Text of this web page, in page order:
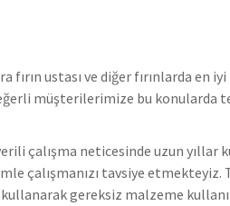
fırın ustası ve diğer fırınlarda
müşterilerimize bu konularda
çalışma neticesinde uzun yıllar
çalışmanızı tavsiye etmekteyiz.
gereksiz malzeme